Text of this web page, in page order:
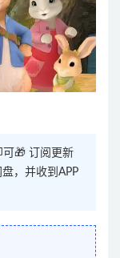
可🎁 订阅更新
，并收到APP